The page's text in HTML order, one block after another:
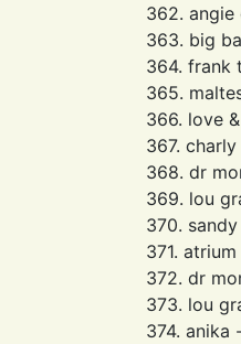
362.
363. big
364. frank
365.
366. love
367.
368. dr
369. lou
370.
371.
372. dr
373. lou
374. anika